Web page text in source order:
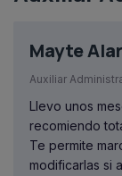
Mayte
Auxiliar
Llevo unos
recomiendo
Te permite
modificarlas si